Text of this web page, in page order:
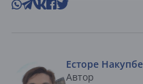
Есторе
Автор